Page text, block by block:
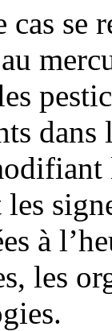
cas se
à
les